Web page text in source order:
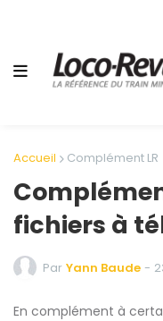
Accueil Complément LR
fichiers à
Par Yann Baude -
En complément à